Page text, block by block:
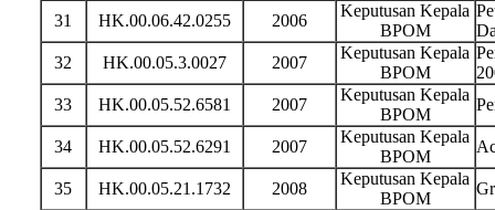
31 HK.00.06.42.0255 2006
Keputusan Kepala
BPOM
32
HK.00.05.3.0027 2007
Keputusan Kepala
BPOM
33
HK.00.05.52.6581 2007
Keputusan Kepala
BPOM
34 HK.00.05.52.6291 2007
Keputusan Kepala
BPOM
35 HK.00.05.21.1732 2008
Keputusan Kepala
BPOM